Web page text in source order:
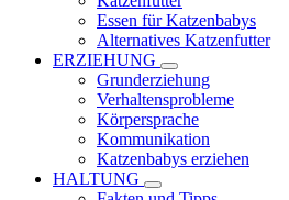
Essen für Katzenbabys
Alternatives Katzenfutter
ERZIEHUNG
Grunderziehung
Verhaltensprobleme
Körpersprache
Kommunikation
Katzenbabys erziehen
HALTUNG